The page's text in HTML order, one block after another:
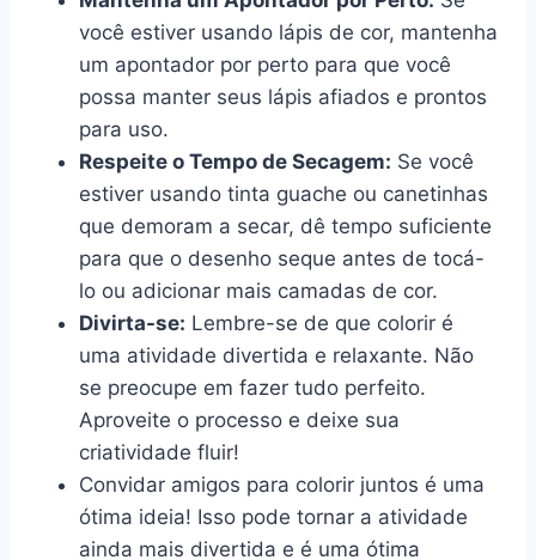
você estiver usando lápis de cor, mantenha
um apontador por perto para que você
possa manter seus lápis afiados e prontos
para uso.
Respeite o Tempo de Secagem: Se você
estiver usando tinta guache ou canetinhas
que demoram a secar, dê tempo suficiente
para que o desenho seque antes de tocá-
lo ou adicionar mais camadas de cor.
Divirta-se: Lembre-se de que colorir é
uma atividade divertida e relaxante. Não
se preocupe em fazer tudo perfeito.
Aproveite o processo e deixe sua
criatividade fluir!
Convidar amigos para colorir juntos é uma
ótima ideia! Isso pode tornar a atividade
ainda mais divertida e é uma ótima